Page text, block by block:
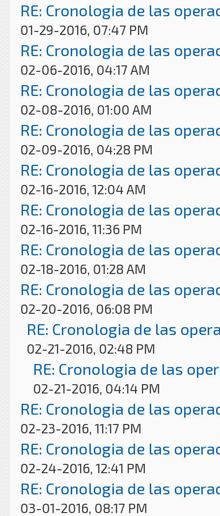
RE: Cronologia de las
01-29-2016, 07:47 PM
RE: Cronologia de las
02-06-2016, 04:17 AM
RE: Cronologia de las
02-08-2016, 01:00 AM
RE: Cronologia de las
02-09-2016, 04:28 PM
RE: Cronologia de las
02-16-2016, 12:04 AM
RE: Cronologia de las
02-16-2016, 11:36 PM
RE: Cronologia de las
02-18-2016, 01:28 AM
RE: Cronologia de las
02-20-2016, 06:08 PM
RE: Cronologia de las
02-21-2016, 02:48 PM
RE: Cronologia de las
02-21-2016, 04:14 PM
RE: Cronologia de las
02-23-2016, 11:17 PM
RE: Cronologia de las
02-24-2016, 12:41 PM
RE: Cronologia de las
03-01-2016, 08:17 PM